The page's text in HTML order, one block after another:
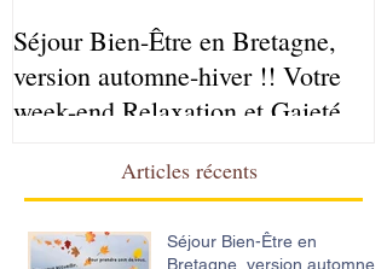
Séjour Bien-Être en Bretagne,
version automne-hiver !! Votre
week-end Relaxation et Gaieté
Articles récents
Séjour Bien-Être en
Bretagne, version automne-